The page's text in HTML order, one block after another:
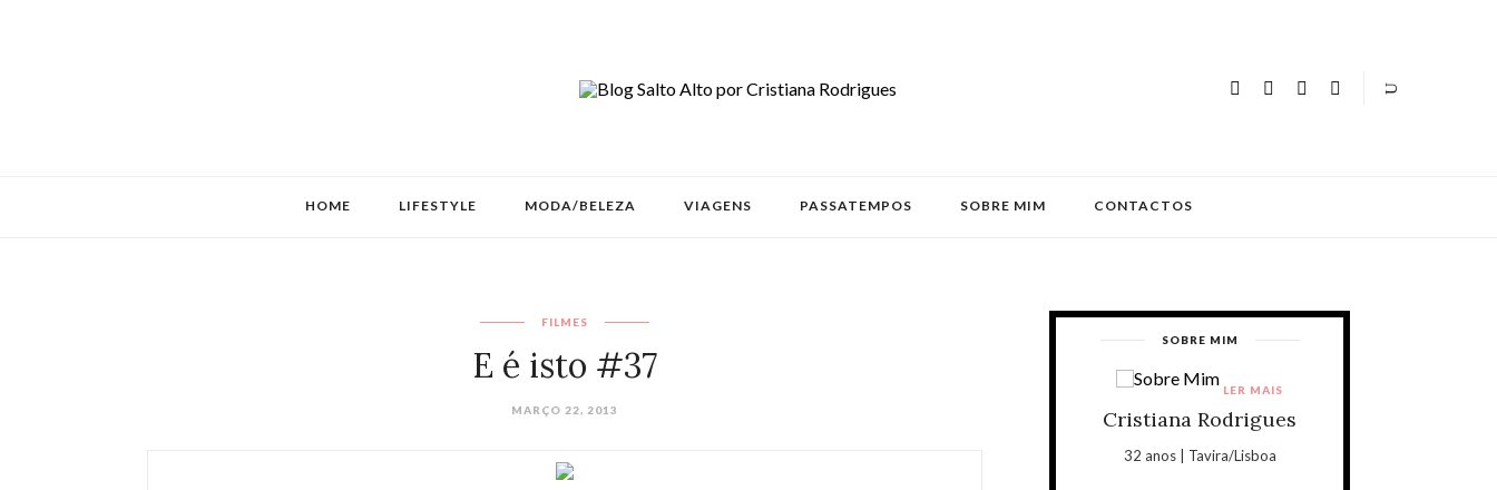
HOME LIFESTYLE MODA/BELEZA VIAGENS PASSATEMPOS SOBRE MIM CONTACTOS
FILMES
E é isto #37
MARÇO 22, 2013
SOBRE MIM
Cristiana Rodrigues
32 anos | Tavira/Lisboa
LER MAIS